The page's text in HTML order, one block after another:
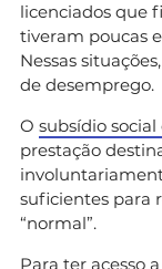
licenciados que
tiveram poucas
Nessas
de desemprego.
O subsídio
prestação
suficientes para
“normal”.
Para ter acesso